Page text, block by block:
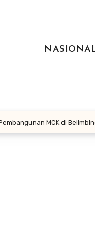
MCK di